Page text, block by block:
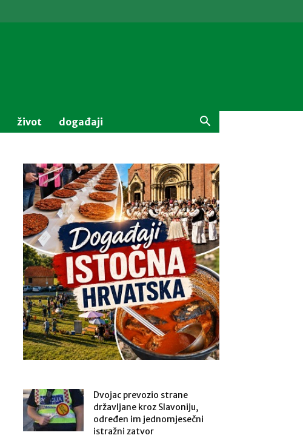
život događaji
Dvojac prevozio strane
državljane kroz Slavoniju,
određen im jednomjesečni
istražni zatvor